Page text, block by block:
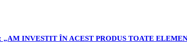
INVESTIT ÎN ACEST PRODUS TOATE